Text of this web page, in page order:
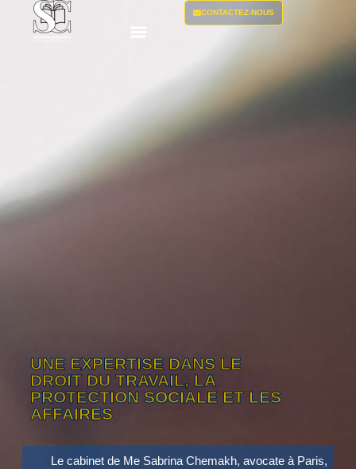
CONTACTEZ-NOUS
UNE EXPERTISE DANS LE
DROIT DU TRAVAIL, LA
PROTECTION SOCIALE ET LES
AFFAIRES
Le cabinet de Me Sabrina Chemakh, avocate à Paris,